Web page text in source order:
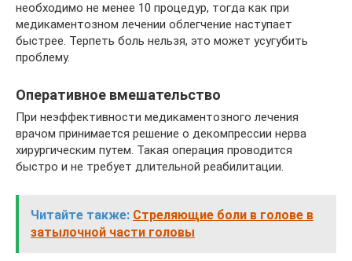
необходимо не менее 10 процедур, тогда как при
медикаментозном лечении облегчение наступает
быстрее. Терпеть боль нельзя, это может усугубить
проблему.
Оперативное вмешательство
При неэффективности медикаментозного лечения
врачом принимается решение о декомпрессии нерва
хирургическим путем. Такая операция проводится
быстро и не требует длительной реабилитации.
Читайте также: Стреляющие боли в голове в
затылочной части головы